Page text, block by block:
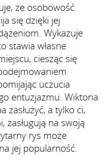
że osobowość
się dzięki jej
Wykazuje
stawia własne
ciesząc się
uczucia
entuzjazmu. Wiktoria
zasłużyć, a tylko ci,
zasługują na swoją
rys może
jej popularność.